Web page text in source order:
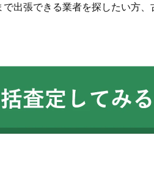
出張できる業者を探したい方